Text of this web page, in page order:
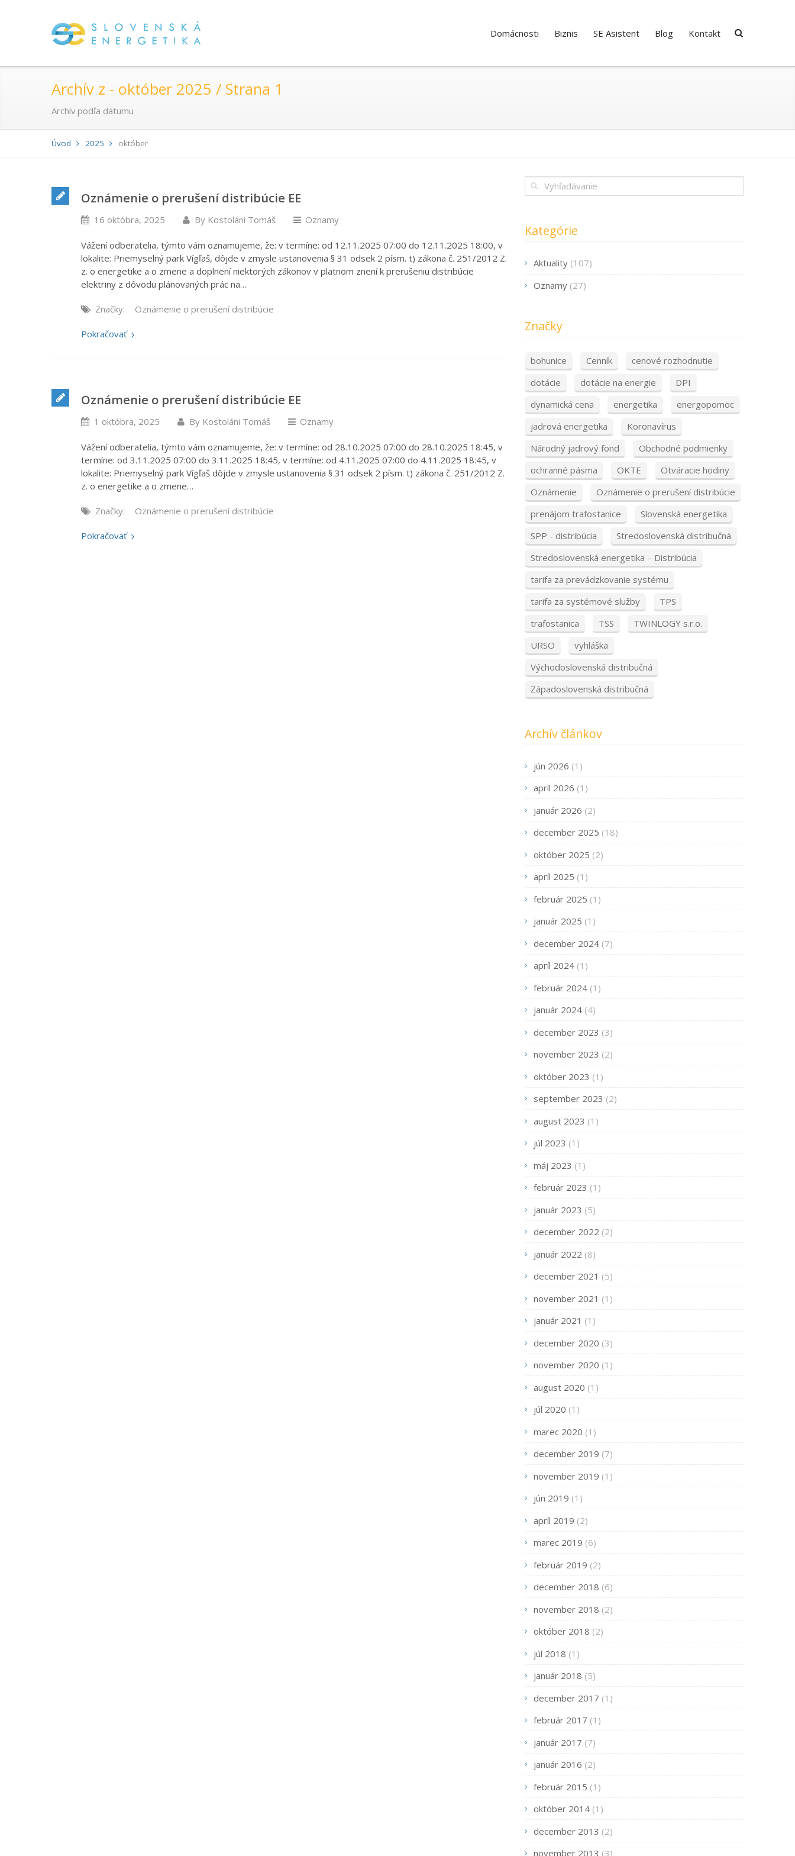
Domácnosti Biznis SE Asistent Blog Kontakt
Archív z - október 2025 / Strana 1
Archív podľa dátumu
Úvod 2025 október
Oznámenie o prerušení distribúcie EE
16 októbra, 2025 By Kostoláni Tomáš Oznamy
Vážení odberatelia, týmto vám oznamujeme, že: v termíne: od 12.11.2025 07:00 do 12.11.2025 18:00, v
lokalite: Priemyselný park Vígľaš, dôjde v zmysle ustanovenia § 31 odsek 2 písm. t) zákona č. 251/2012 Z.
z. o energetike a o zmene a doplnení niektorých zákonov v platnom znení k prerušeniu distribúcie
elektriny z dôvodu plánovaných prác na…
Značky: Oznámenie o prerušení distribúcie
Pokračovať
Oznámenie o prerušení distribúcie EE
1 októbra, 2025 By Kostoláni Tomáš Oznamy
Vážení odberatelia, týmto vám oznamujeme, že: v termíne: od 28.10.2025 07:00 do 28.10.2025 18:45, v
termíne: od 3.11.2025 07:00 do 3.11.2025 18:45, v termíne: od 4.11.2025 07:00 do 4.11.2025 18:45, v
lokalite: Priemyselný park Vígľaš dôjde v zmysle ustanovenia § 31 odsek 2 písm. t) zákona č. 251/2012 Z.
z. o energetike a o zmene…
Značky: Oznámenie o prerušení distribúcie
Pokračovať
Kategórie
Aktuality (107)
Oznamy (27)
Značky
bohunice Cenník
cenové rozhodnutie
dotácie
dotácie na energie
DPI
dynamická cena
energetika
energopomoc
jadrová energetika
Koronavírus
Národný jadrový fond
Obchodné podmienky
ochranné pásma
OKTE
Otváracie hodiny
Oznámenie
Oznámenie o prerušení distribúcie
prenájom trafostanice
Slovenská energetika
SPP - distribúcia
Stredoslovenská distribučná
Stredoslovenská energetika – Distribúcia
tarifa za prevádzkovanie systému
tarifa za systémové služby
TPS
trafostanica
TSS
TWINLOGY s.r.o.
URSO
vyhláška
Východoslovenská distribučná
Západoslovenská distribučná
Archív článkov
jún 2026 (1)
apríl 2026 (1)
január 2026 (2)
december 2025 (18)
október 2025 (2)
apríl 2025 (1)
február 2025 (1)
január 2025 (1)
december 2024 (7)
apríl 2024 (1)
február 2024 (1)
január 2024 (4)
december 2023 (3)
november 2023 (2)
október 2023 (1)
september 2023 (2)
august 2023 (1)
júl 2023 (1)
máj 2023 (1)
február 2023 (1)
január 2023 (5)
december 2022 (2)
január 2022 (8)
december 2021 (5)
november 2021 (1)
január 2021 (1)
december 2020 (3)
november 2020 (1)
august 2020 (1)
júl 2020 (1)
marec 2020 (1)
december 2019 (7)
november 2019 (1)
jún 2019 (1)
apríl 2019 (2)
marec 2019 (6)
február 2019 (2)
december 2018 (6)
november 2018 (2)
október 2018 (2)
júl 2018 (1)
január 2018 (5)
december 2017 (1)
február 2017 (1)
január 2017 (7)
január 2016 (2)
február 2015 (1)
október 2014 (1)
december 2013 (2)
november 2013 (3)